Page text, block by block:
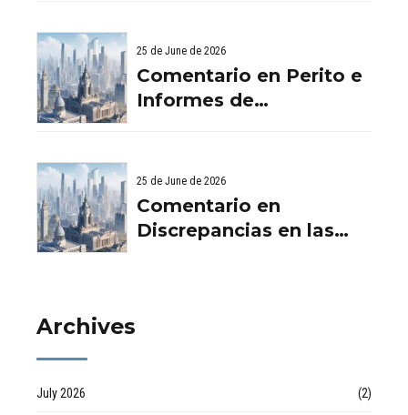
Aurema Group - Grupo
Aurema -
Rehabilitaciones y
Debes Saber
25 de June de 2026
Comentario en Perito e
Informes de
Viviendas: Lo Que
Debes Saber por
empresa de desatascos
en Huelva
25 de June de 2026
Comentario en
Discrepancias en las
Archives
July 2026 (2)